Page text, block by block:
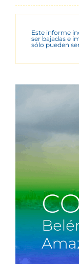
Este informe
ser bajadas e
sólo pueden